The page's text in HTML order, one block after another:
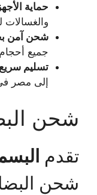
حماية
والغسالات
شحن آمن
جميع أحجام
تسليم
إلى مصر
شحن
تقدم
شحن